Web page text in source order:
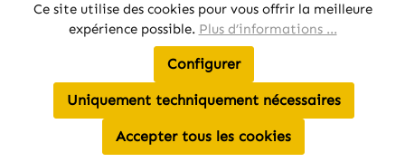
lors qu'un utilisateur clique sur une annonce
Google Ads affichée par Google. Les cookies sont
des fichiers texte de petite taille enregistrés sur
votre système informatique. Ces cookies expirent
généralement au bout de 30 jours et ne sont pas
utilisés à des fins d’identification des utilisateurs.
Si l'utilisateur se rend sur certaines pages de ce
Ce site utilise des cookies pour vous offrir la meilleure
expérience possible. Plus d’informations ...
Uniquement techniquement nécessaires
Configurer
Accepter tous les cookies